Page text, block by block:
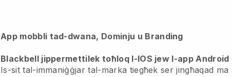
App mobbli tad-dwana, Dominju u Branding
Blackbell jippermettilek toħloq l-IOS jew l-app Android
Is-sit tal-immaniġġjar tal-marka tiegħek ser jingħaqad ma